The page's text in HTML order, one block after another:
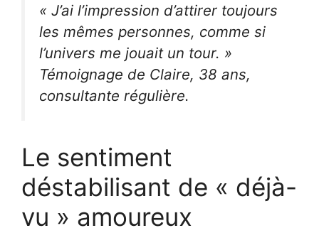
« J’ai l’impression d’attirer toujours
les mêmes personnes, comme si
l’univers me jouait un tour. »
Témoignage de Claire, 38 ans,
consultante régulière.
Le sentiment
déstabilisant de « déjà-
vu » amoureux